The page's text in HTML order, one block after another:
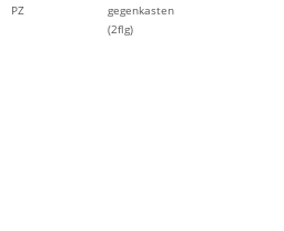
PZ
gegenkasten
(2flg)